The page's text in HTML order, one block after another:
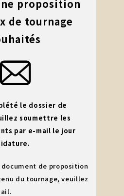
proposition
de tournage
le dossier de
soumettre les
par e-mail le jour
document de proposition
du tournage, veuillez